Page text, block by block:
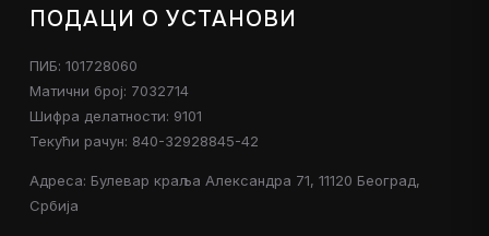
ПОДАЦИ О УСТАНОВИ
ПИБ: 101728060
Матични број: 7032714
Шифра делатности: 9101
Текући рачун: 840-32928845-42
Адреса: Булевар краља Александра 71, 11120 Београд,
Србија